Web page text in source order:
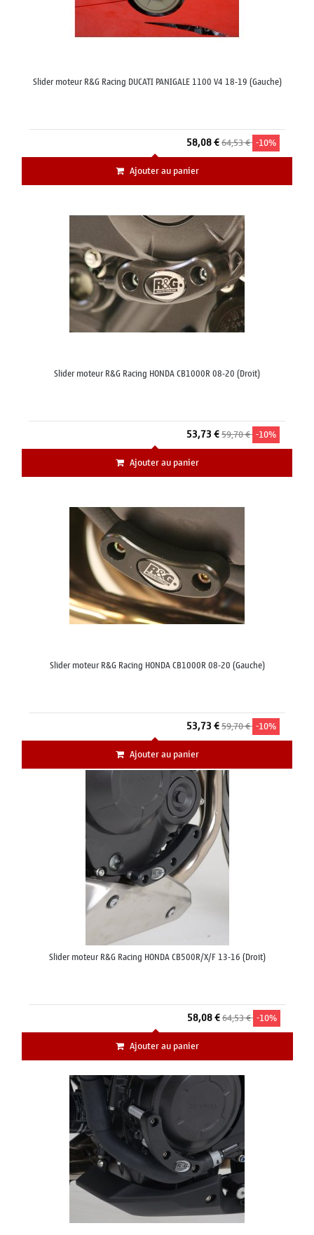
Slider moteur R&G Racing DUCATI PANIGALE 1100 V4 18-19 (Gauche)
58,08 €64,53 € -10%
Ajouter au panier
Slider moteur R&G Racing HONDA CB1000R 08-20 (Droit)
53,73 €59,70 € -10%
Ajouter au panier
Slider moteur R&G Racing HONDA CB1000R 08-20 (Gauche)
53,73 €59,70 € -10%
Ajouter au panier
Slider moteur R&G Racing HONDA CB500R/X/F 13-16 (Droit)
58,08 €64,53 € -10%
Ajouter au panier